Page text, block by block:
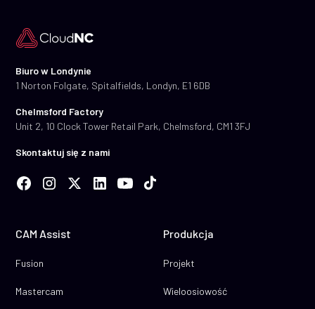
Biuro w Londynie
1 Norton Folgate, Spitalfields, Londyn, E1 6DB
Chelmsford Factory
Unit 2, 10 Clock Tower Retail Park, Chelmsford, CM1 3FJ
Skontaktuj się z nami
CAM Assist
Fusion
Mastercam
Produkcja
Projekt
Wieloosiowość